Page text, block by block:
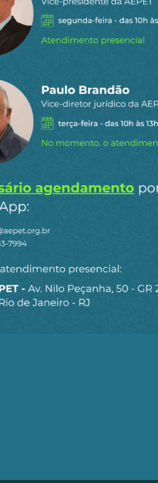
por e-
publicados em
Ao clicar em
Clique no botão abaixo para
(AEPET) é uma sociedade
seu Corpo Técnico.